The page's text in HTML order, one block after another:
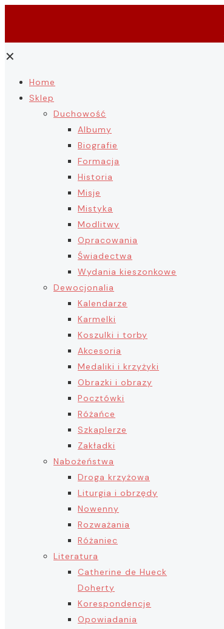
✕
Home
Sklep
Duchowość
Albumy
Biografie
Formacja
Historia
Misje
Mistyka
Modlitwy
Opracowania
Świadectwa
Wydania kieszonkowe
Dewocjonalia
Kalendarze
Karmelki
Koszulki i torby
Akcesoria
Medaliki i krzyżyki
Obrazki i obrazy
Pocztówki
Różańce
Szkaplerze
Zakładki
Nabożeństwa
Droga krzyżowa
Liturgia i obrzędy
Nowenny
Rozważania
Różaniec
Literatura
Catherine de Hueck
Doherty
Korespondencje
Opowiadania